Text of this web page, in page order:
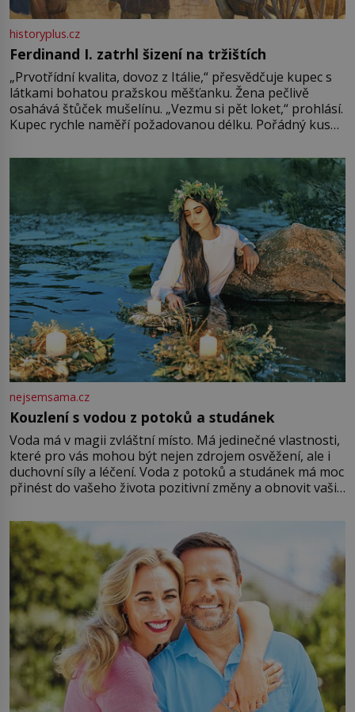
historyplus.cz
Ferdinand I. zatrhl šizení na tržištích
„Prvotřídní kvalita, dovoz z Itálie,“ přesvědčuje kupec s
látkami bohatou pražskou měšťanku. Žena pečlivě
osahává štůček mušelínu. „Vezmu si pět loket,“ prohlásí.
Kupec rychle naměří požadovanou délku. Pořádný kus
milostpaní. Stačí jenom na sukni,“ zhodnotí švadlena
množství růžového mušelínu. „Ošidili vás, podívejte.“
nejsemsama.cz
Kouzlení s vodou z potoků a studánek
Voda má v magii zvláštní místo. Má jedinečné vlastnosti,
které pro vás mohou být nejen zdrojem osvěžení, ale i
duchovní síly a léčení. Voda z potoků a studánek má moc
přinést do vašeho života pozitivní změny a obnovit vaši
můžete obohatit své rituály a přinést do svého života
větší harmonii a klid. Je důležité